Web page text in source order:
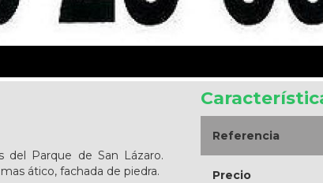
del Parque de San Lázaro.
ático, fachada de piedra.
Referencia
Precio